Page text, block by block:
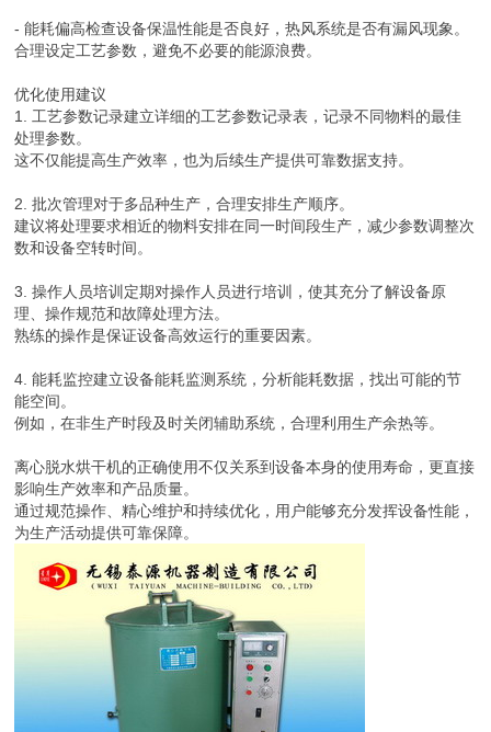
- 能耗偏高检查设备保温性能是否良好，热风系统是否有漏风现象。
合理设定工艺参数，避免不必要的能源浪费。
优化使用建议
1. 工艺参数记录建立详细的工艺参数记录表，记录不同物料的最佳
处理参数。
这不仅能提高生产效率，也为后续生产提供可靠数据支持。
2. 批次管理对于多品种生产，合理安排生产顺序。
建议将处理要求相近的物料安排在同一时间段生产，减少参数调整次
数和设备空转时间。
3. 操作人员培训定期对操作人员进行培训，使其充分了解设备原
理、操作规范和故障处理方法。
熟练的操作是保证设备高效运行的重要因素。
4. 能耗监控建立设备能耗监测系统，分析能耗数据，找出可能的节
能空间。
例如，在非生产时段及时关闭辅助系统，合理利用生产余热等。
离心脱水烘干机的正确使用不仅关系到设备本身的使用寿命，更直接
影响生产效率和产品质量。
通过规范操作、精心维护和持续优化，用户能够充分发挥设备性能，
为生产活动提供可靠保障。